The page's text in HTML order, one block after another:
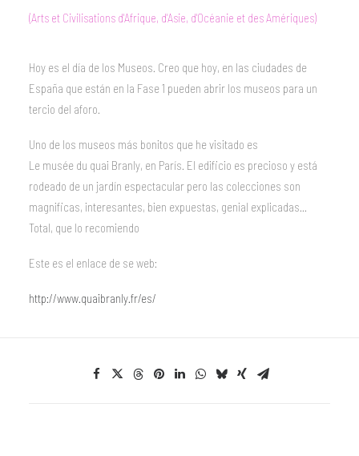
(Arts et Civilisations d'Afrique, d'Asie, d'Océanie et des Amériques)
Hoy es el día de los Museos. Creo que hoy, en las ciudades de
España que están en la Fase 1 pueden abrir los museos para un
tercio del aforo.
Uno de los museos más bonitos que he visitado es
Le musée du quai Branly, en París. El edificio es precioso y está
rodeado de un jardín espectacular pero las colecciones son
magnificas, interesantes, bien expuestas, genial explicadas…
Total, que lo recomiendo
Este es el enlace de se web:
http://www.quaibranly.fr/es/